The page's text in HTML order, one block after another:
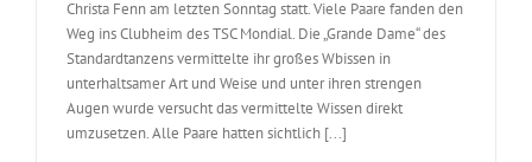
Christa Fenn am letzten Sonntag statt. Viele Paare fanden den
Weg ins Clubheim des TSC Mondial. Die „Grande Dame“ des
Standardtanzens vermittelte ihr großes Wbissen in
unterhaltsamer Art und Weise und unter ihren strengen
Augen wurde versucht das vermittelte Wissen direkt
umzusetzen. Alle Paare hatten sichtlich [...]